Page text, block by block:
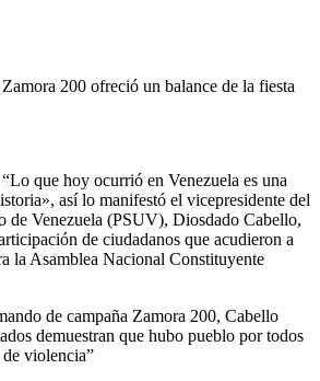
200 ofreció un balance de la fiesta
“Lo que hoy ocurrió en Venezuela es una
así lo manifestó el vicepresidente del
de Venezuela (PSUV), Diosdado Cabello,
de ciudadanos que acudieron a
la Asamblea Nacional Constituyente
de campaña Zamora 200, Cabello
demuestran que hubo pueblo por todos
de violencia”